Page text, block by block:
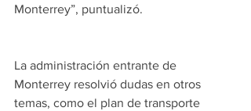
Monterrey”, puntualizó.
La administración entrante de
Monterrey resolvió dudas en otros
temas, como el plan de transporte